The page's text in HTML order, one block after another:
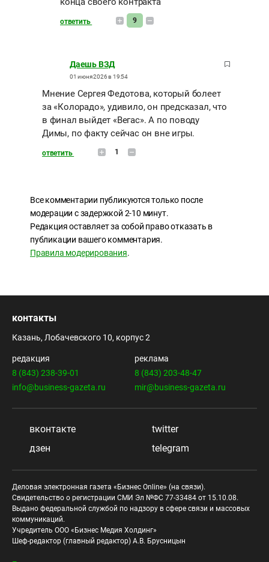
ответить 9
Даешь ВЗД
01 июня 2026 в 19:54
Мнение Сергея Федотова, который болеет
за «Колорадо», удивило, он предсказал, что
в финал выйдет «Вегас». А по поводу
Димы, по факту сейчас он вне игры.
ответить 1
Все комментарии публикуются только после
модерации с задержкой 2-10 минут.
Редакция оставляет за собой право отказать в
публикации вашего комментария.
Правила модерирования.
контакты
Казань, Лобачевского 10, корпус 2
редакция
8 (843) 238-39-01
info@business-gazeta.ru
реклама
8 (843) 203-48-47
mir@business-gazeta.ru
вконтакте
twitter
дзен
telegram
Деловая электронная газета «Бизнес Online» (на связи).
Свидетельство о регистрации СМИ Эл №ФС 77-33484 от 15.10.08.
Выдано федеральной службой по надзору в сфере связи и массовых
коммуникаций.
Учредитель ООО «Бизнес Медия Холдинг»
Шеф-редактор (главный редактор) А.В. Брусницын